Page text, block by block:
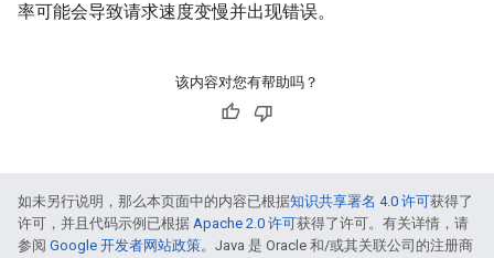
率可能会导致请求速度变慢并出现错误。
该内容对您有帮助吗？
如未另行说明，那么本页面中的内容已根据知识共享署名 4.0 许可获得了
许可，并且代码示例已根据 Apache 2.0 许可获得了许可。有关详情，请
参阅 Google 开发者网站政策。Java 是 Oracle 和/或其关联公司的注册商